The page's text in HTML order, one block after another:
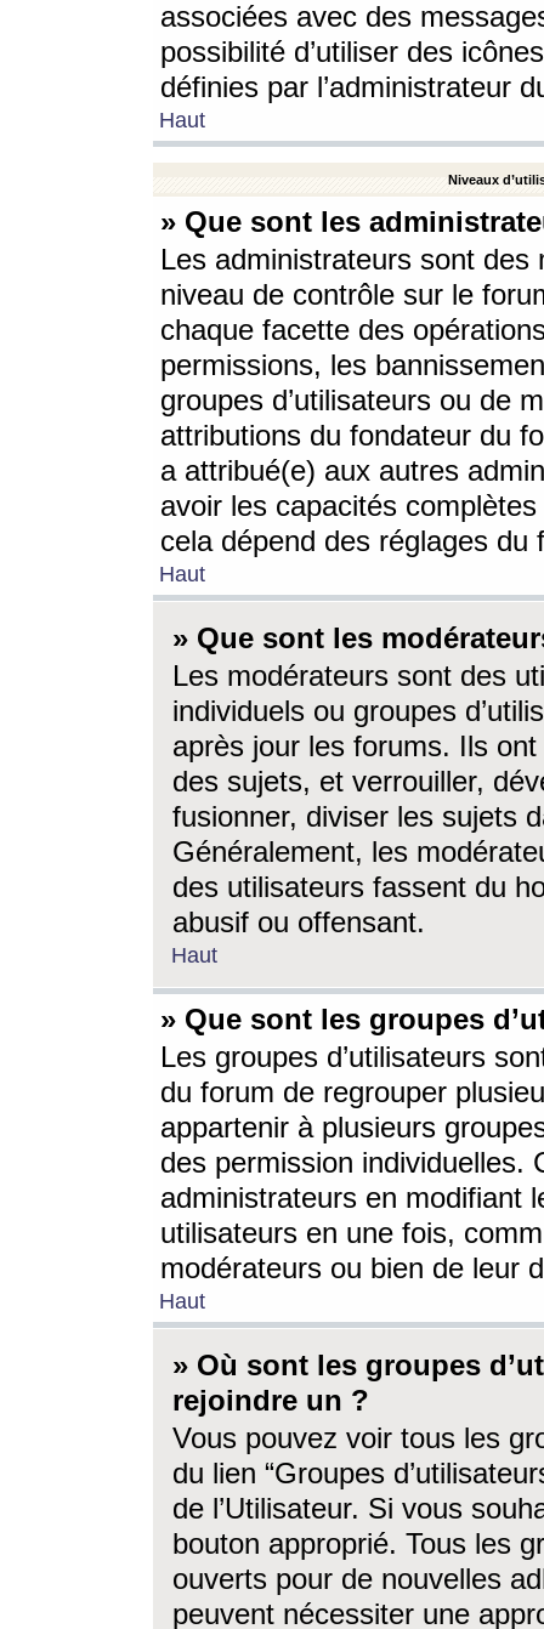
associées avec des
possibilité d’utiliser des
définies par l’administrateur
Haut
Niveaux
» Que sont les
Les administrateurs sont
niveau de contrôle sur le
chaque facette des
permissions, les
groupes d’utilisateurs ou de
attributions du fondateur du
a attribué(e) aux autres
avoir les capacités
cela dépend des réglages du
Haut
» Que sont les
Les modérateurs sont des
individuels ou groupes
après jour les forums. Ils ont
des sujets, et verrouiller,
fusionner, diviser les sujets
Généralement, les
des utilisateurs fassent du
abusif ou offensant.
Haut
» Que sont les groupes
Les groupes d’utilisateurs
du forum de regrouper
appartenir à plusieurs
des permission individuelles.
administrateurs en modifiant
utilisateurs en une fois,
modérateurs ou bien de leur
Haut
» Où sont les groupes
rejoindre un ?
Vous pouvez voir tous les
du lien “Groupes
de l’Utilisateur. Si vous
bouton approprié. Tous les
ouverts pour de nouvelles
peuvent nécessiter une